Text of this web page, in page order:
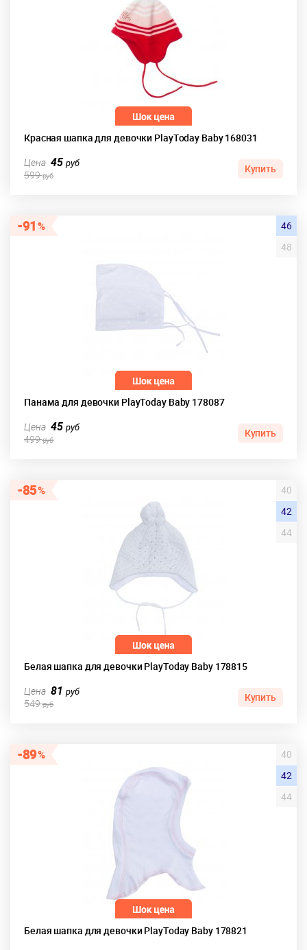
Красная шапка для девочки PlayToday Baby 168031
Цена 45руб
599руб
Купить
91
Панама для девочки PlayToday Baby 178087
46
48
Цена 45руб
499руб
Купить
85
Белая шапка для девочки PlayToday Baby 178815
40
42
44
Цена 81руб
549руб
Купить
89
Белая шапка для девочки PlayToday Baby 178821
40
42
44